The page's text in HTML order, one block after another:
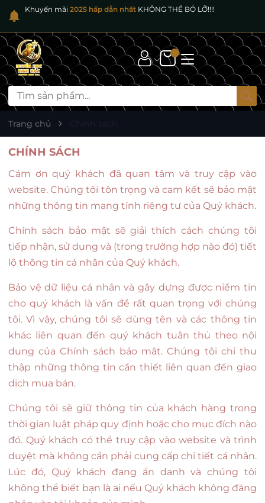
Khuyến mãi 2025 hấp dẫn nhất KHÔNG THỂ BỎ LỠ!!!!
Trang chủ
CHÍNH SÁCH
Cám ơn quý khách đã quan tâm và truy cập vào
website. Chúng tôi tôn trọng và cam kết sẽ bảo mật
những thông tin mang tính riêng tư của Quý khách.
Chính sách bảo mật sẽ giải thích cách chúng tôi
tiếp nhận, sử dụng và (trong trường hợp nào đó) tiết
lộ thông tin cá nhân của Quý khách.
Bảo vệ dữ liệu cá nhân và gây dựng được niềm tin
cho quý khách là vấn đề rất quan trọng với chúng
tôi. Vì vậy, chúng tôi sẽ dùng tên và các thông tin
khác liên quan đến quý khách tuân thủ theo nội
dung của Chính sách bảo mật. Chúng tôi chỉ thu
thập những thông tin cần thiết liên quan đến giao
dịch mua bán.
Chúng tôi sẽ giữ thông tin của khách hàng trong
thời gian luật pháp quy định hoặc cho mục đích nào
đó. Quý khách có thể truy cập vào website và trình
duyệt mà không cần phải cung cấp chi tiết cá nhân.
Lúc đó, Quý khách đang ẩn danh và chúng tôi
không thể biết bạn là ai nếu Quý khách không đăng